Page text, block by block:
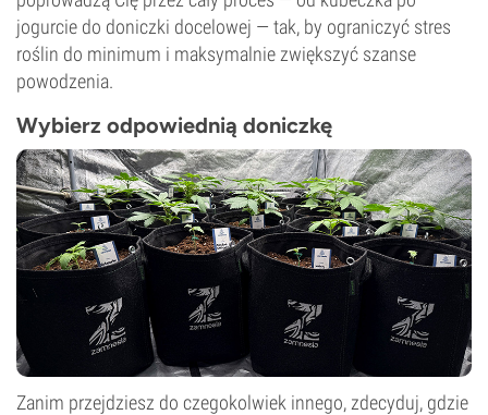
jogurcie do doniczki docelowej — tak, by ograniczyć stres
roślin do minimum i maksymalnie zwiększyć szanse
powodzenia.
Wybierz odpowiednią doniczkę
Zanim przejdziesz do czegokolwiek innego, zdecyduj, gdzie